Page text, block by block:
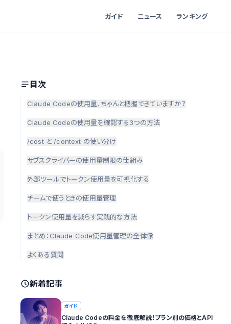
ガイド ニュース ランキング
目次
Claude Codeの使用量、ちゃんと把握できていますか？
Claude Codeの使用量を確認する3つの方法
/cost と /context の使い分け
サブスクライバーの使用量制限の仕組み
外部ツールでトークン使用量を可視化する
チームで使うときの使用量管理
トークン使用量を減らす実践的な方法
まとめ：Claude Code使用量管理の全体像
よくある質問
新着記事
ガイド
Claude Codeの料金を徹底解説！プラン別の価格とAPI